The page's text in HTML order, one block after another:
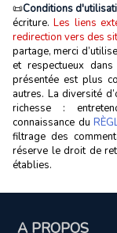
📜Conditions
écriture.Les liens
redirection vers des
partage, merci
et respectueux
présentée est plus
autres. La diversité
richesse :
connaissance du
filtrage des
réserve le droit de
établies.
A PROPOS